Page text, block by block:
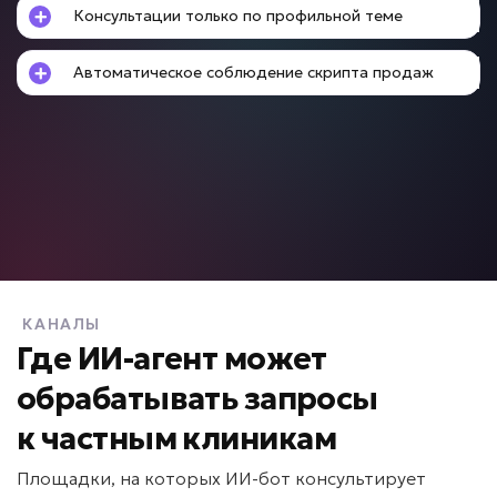
Подробней
Задача: Анализ звонков и переписок
• Контроль 100% диалогов
• Анализ за минуты вместо часов
Подробней
Консультации только по профильной теме
Автоматическое соблюдение скрипта продаж
КАНАЛЫ
Где ИИ-агент может
обрабатывать запросы
кчастным клиникам
Площадки, на которых ИИ-бот консультирует